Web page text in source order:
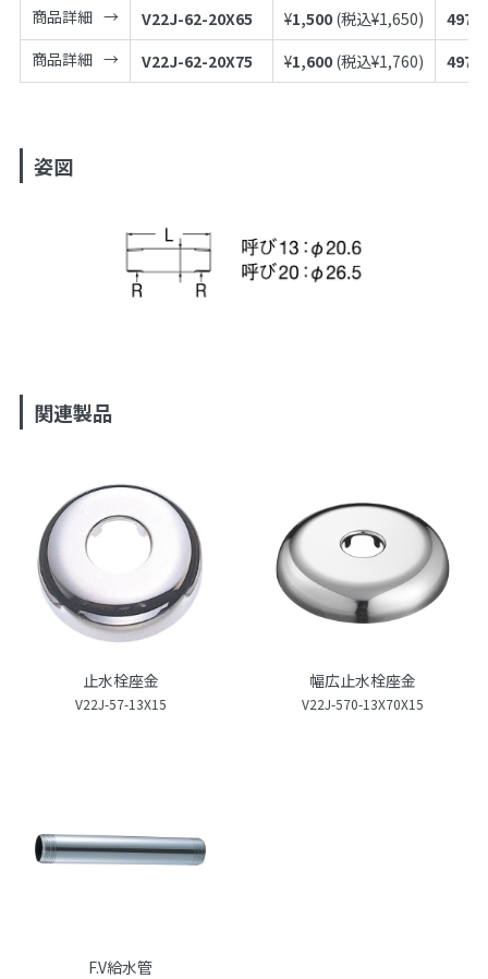
商品詳細
V22J-62-20X65 ¥1,500 (税込¥1,650)
商品詳細
V22J-62-20X75 ¥1,600 (税込¥1,760)
姿図
関連製品
止水栓座金
V22J-57-13X15
幅広止水栓座金
V22J-570-13X70X15
F.V給水管